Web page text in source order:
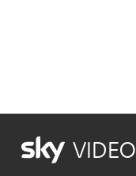
VIDEO